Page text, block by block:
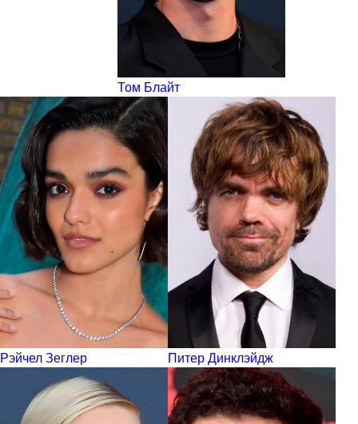
Том Блайт
Рэйчел Зеглер Питер Динклэйдж